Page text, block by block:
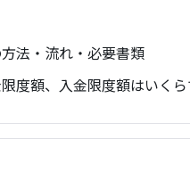
法・流れ・必要書類
度額、入金限度額はいく